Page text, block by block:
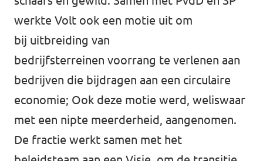
werkte Volt ook een motie uit om
bij uitbreiding van
bedrijfsterreinen voorrang te verlenen aan
bedrijven die bijdragen aan een circulaire
economie; Ook deze motie werd, weliswaar
met een nipte meerderheid, aangenomen.
De fractie werkt samen met het